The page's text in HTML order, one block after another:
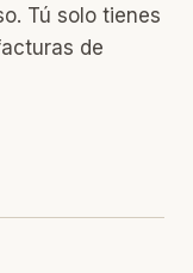
Tú solo tienes
de